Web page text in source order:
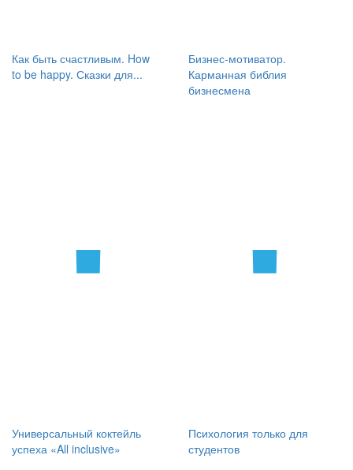
Как быть счастливым. How
to be happy. Сказки для...
Бизнес-мотиватор.
Карманная библия
бизнесмена
Универсальный коктейль
успеха «All inclusive»
Психология только для
студентов